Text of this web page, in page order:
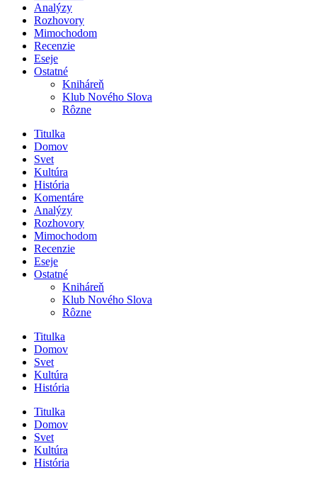
Analýzy
Rozhovory
Mimochodom
Recenzie
Eseje
Ostatné
Kniháreň
Klub Nového Slova
Rôzne
Titulka
Domov
Svet
Kultúra
História
Komentáre
Analýzy
Rozhovory
Mimochodom
Recenzie
Eseje
Ostatné
Kniháreň
Klub Nového Slova
Rôzne
Titulka
Domov
Svet
Kultúra
História
Titulka
Domov
Svet
Kultúra
História